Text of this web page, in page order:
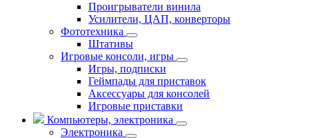
Проигрыватели винила
Усилители, ЦАП, конверторы
Фототехника
Штативы
Игровые консоли, игры
Игры, подписки
Геймпады для приставок
Аксессуары для консолей
Игровые приставки
Компьютеры, электроника
Электроника